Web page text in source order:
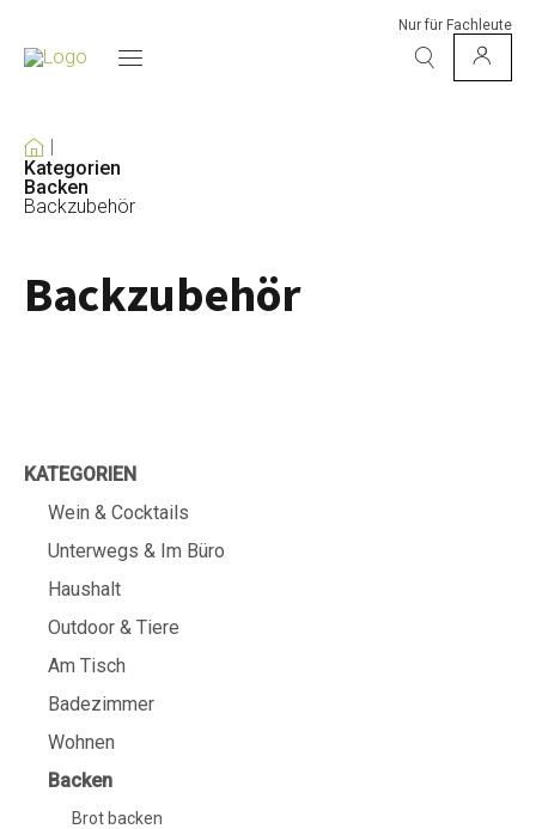
Nur für Fachleute
Kategorien
Backen
Backzubehör
Backzubehör
KATEGORIEN
Wein & Cocktails
Unterwegs & Im Büro
Haushalt
Outdoor & Tiere
Am Tisch
Badezimmer
Wohnen
Backen
Brot backen